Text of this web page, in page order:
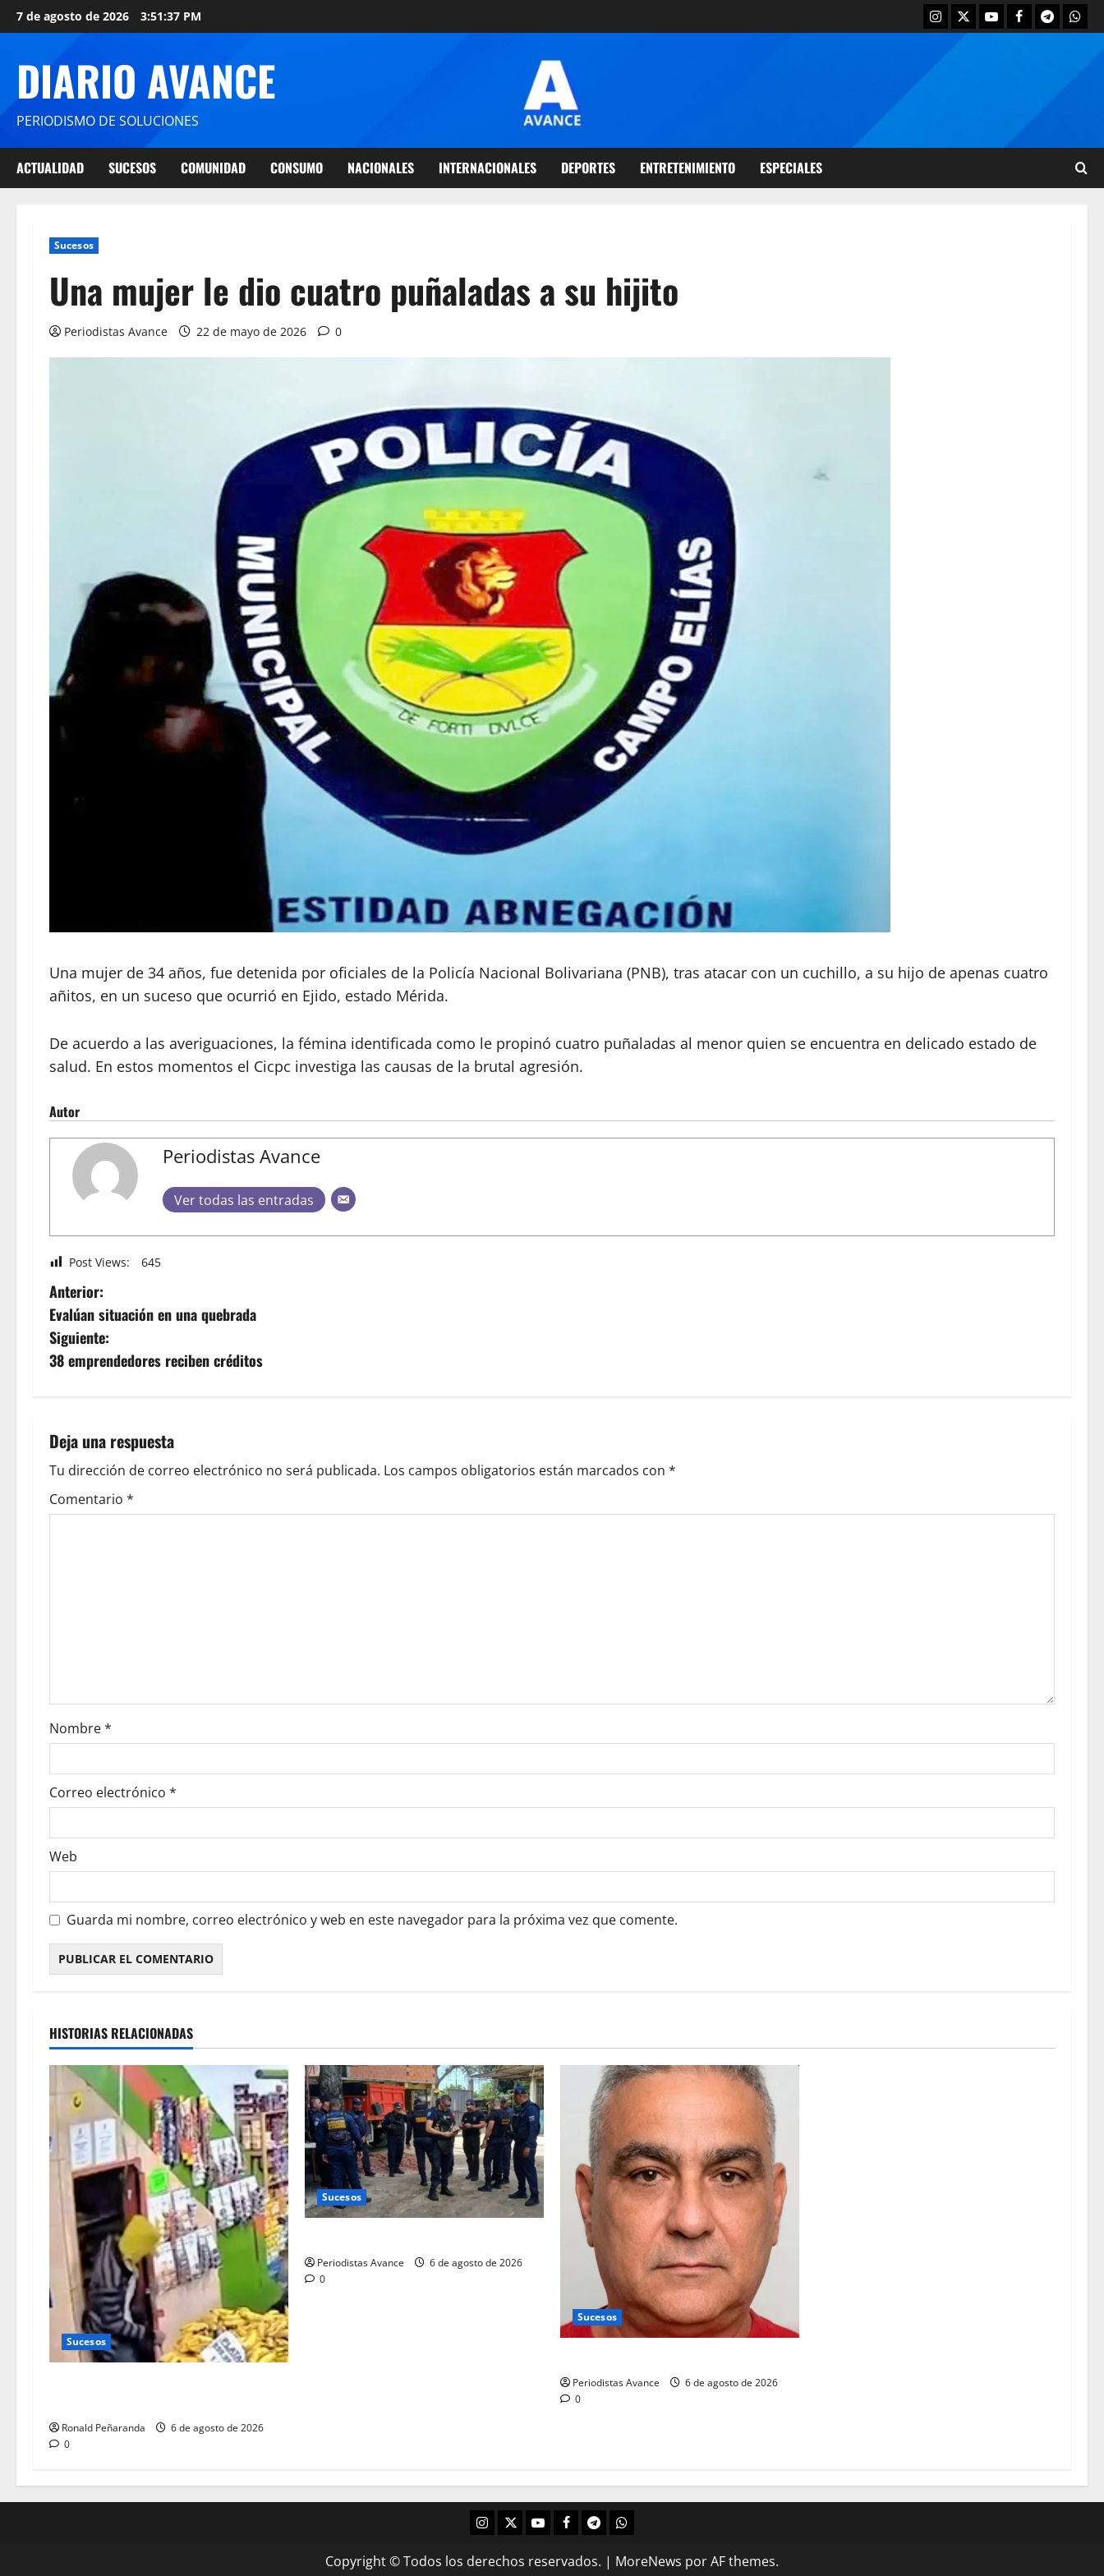
7 de agosto de 2026 3:51:38 PM
DIARIO AVANCE
PERIODISMO DE SOLUCIONES
ACTUALIDAD SUCESOS COMUNIDAD CONSUMO NACIONALES INTERNACIONALES DEPORTES ENTRETENIMIENTO ESPECIALES
Sucesos
Una mujer le dio cuatro puñaladas a su hijito
Periodistas Avance 22 de mayo de 2026 0
Una mujer de 34 años, fue detenida por oficiales de la Policía Nacional Bolivariana (PNB), tras atacar con un cuchillo, a su hijo de apenas cuatro
añitos, en un suceso que ocurrió en Ejido, estado Mérida.
De acuerdo a las averiguaciones, la fémina identificada como le propinó cuatro puñaladas al menor quien se encuentra en delicado estado de
salud. En estos momentos el Cicpc investiga las causas de la brutal agresión.
Autor
Periodistas Avance
Ver todas las entradas
Post Views: 645
Anterior:
Evalúan situación en una quebrada
Siguiente:
38 emprendedores reciben créditos
Deja una respuesta
Tu dirección de correo electrónico no será publicada. Los campos obligatorios están marcados con *
Comentario *
Nombre*
Correo electrónico *
Web
Guarda mi nombre, correo electrónico y web en este navegador para la próxima vez que comente.
HISTORIAS RELACIONADAS
Sucesos
Ronald Peñaranda
6 de agosto de 2026
0
Sucesos
Periodistas Avance
6 de agosto de 2026
0
Sucesos
Periodistas Avance
6 de agosto de 2026
0
Copyright © Todos los derechos reservados. | MoreNews por AF themes.